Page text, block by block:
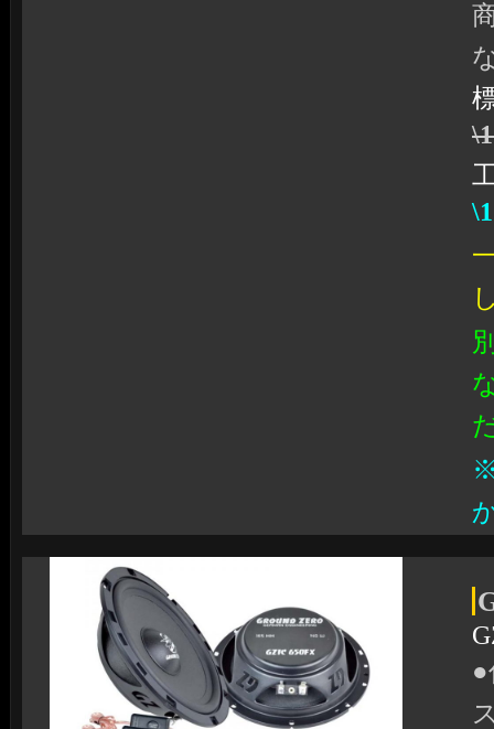
●